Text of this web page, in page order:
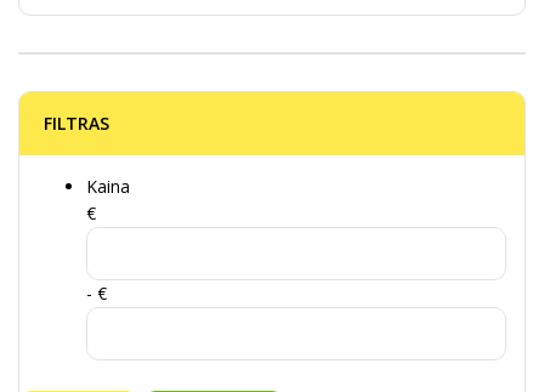
FILTRAS
Kaina
€
- €